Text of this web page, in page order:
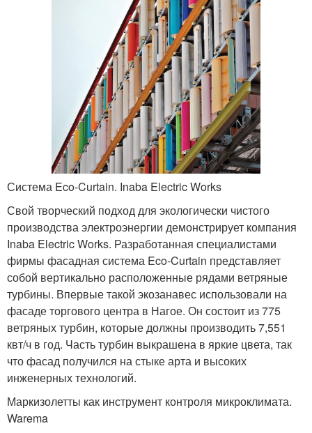
Система Eco-Curtain. Inaba Electric Works
Свой творческий подход для экологически чистого
производства электроэнергии демонстрирует компания
Inaba Electric Works. Разработанная специалистами
фирмы фасадная система Eco-Curtain представляет
собой вертикально расположенные рядами ветряные
турбины. Впервые такой экозанавес использовали на
фасаде торгового центра в Нагое. Он состоит из 775
ветряных турбин, которые должны производить 7,551
квт/ч в год. Часть турбин выкрашена в яркие цвета, так
что фасад получился на стыке арта и высоких
инженерных технологий.
Маркизолетты как инструмент контроля микроклимата.
Warema